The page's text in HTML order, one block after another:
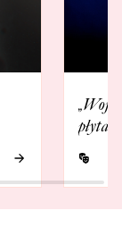
płyta